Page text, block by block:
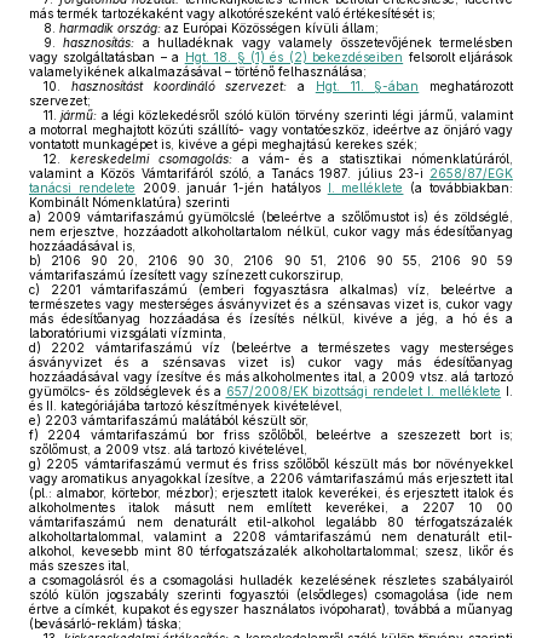
más termék tartozékaként vagy alkotórészeként való értékesítését is;
8. harmadik ország: az Európai Közösségen kívüli állam;
9.
hasznosítás: a hulladéknak vagy valamely összetevőjének termelésben
vagy szolgáltatásban – a Hgt. 18. § (1) és (2) bekezdéseiben felsorolt eljárások
valamelyikének alkalmazásával – történő felhasználása;
10.
hasznosítást koordináló szervezet: a Hgt. 11. §-ában
meghatározott
szervezet;
11.
jármű: a légi közlekedésről szóló külön törvény szerinti légi jármű, valamint
a motorral meghajtott közúti szállító- vagy vontatóeszköz, ideértve az önjáró vagy
vontatott munkagépet is, kivéve a gépi meghajtású kerekes szék;
12.
kereskedelmi csomagolás:a vám- és a statisztikai nómenklatúráról,
valamint a Közös Vámtarifáról szóló, a Tanács 1987. július 23-i 2658/87/EGK
tanácsi rendelete 2009. január 1-jén hatályos I. melléklete
(a továbbiakban:
Kombinált Nómenklatúra) szerinti
a) 2009 vámtarifaszámú gyümölcslé (beleértve a szőlőmustot is) és zöldséglé,
nem erjesztve, hozzáadott alkoholtartalom nélkül, cukor vagy más édesítőanyag
hozzáadásával is,
b) 2106 90 20, 2106 90 30, 2106 90 51, 2106 90 55, 2106 90 59
vámtarifaszámú ízesített vagy színezett cukorszirup,
c) 2201 vámtarifaszámú (emberi fogyasztásra alkalmas) víz, beleértve a
természetes vagy mesterséges ásványvizet és a szénsavas vizet is, cukor vagy
más édesítőanyag hozzáadása és ízesítés nélkül, kivéve a jég, a hó és a
laboratóriumi vizsgálati vízminta,
d) 2202 vámtarifaszámú víz (beleértve a természetes vagy mesterséges
ásványvizet és a szénsavas vizet is) cukor vagy más édesítőanyag
hozzáadásával vagy ízesítve és más alkoholmentes ital, a 2009 vtsz. alá tartozó
gyümölcs- és zöldséglevek és a 657/2008/EK bizottsági rendelet I. melléklete I.
és II. kategóriájába tartozó készítmények kivételével,
e) 2203 vámtarifaszámú malátából készült sör,
f) 2204 vámtarifaszámú bor friss szőlőből, beleértve a szeszezett bort is;
szőlőmust, a 2009 vtsz. alá tartozó kivételével,
g) 2205 vámtarifaszámú vermut és friss szőlőből készült más bor növényekkel
vagy aromatikus anyagokkal ízesítve, a 2206 vámtarifaszámú más erjesztett ital
(pl.: almabor, körtebor, mézbor); erjesztett italok keverékei, és erjesztett italok és
alkoholmentes italok másutt nem említett keverékei, a 2207 10 00
vámtarifaszámú nem denaturált etil-alkohol legalább 80 térfogatszázalék
alkoholtartalommal, valamint a 2208 vámtarifaszámú nem denaturált etil-
alkohol, kevesebb mint 80 térfogatszázalék alkoholtartalommal; szesz, likőr és
más szeszes ital,
a csomagolásról és a csomagolási hulladék kezelésének részletes szabályairól
szóló külön jogszabály szerinti fogyasztói (elsődleges) csomagolása (ide nem
értve a címkét, kupakot és egyszer használatos ivópoharat), továbbá a műanyag
(bevásárló-reklám) táska;